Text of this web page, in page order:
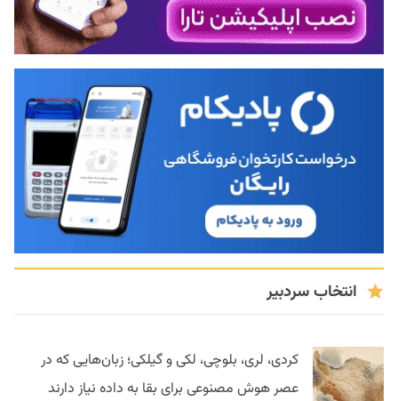
انتخاب سردبیر
کردی، لری، بلوچی، لکی و گیلکی؛ زبان‌هایی که در
عصر هوش مصنوعی برای بقا به داده نیاز دارند